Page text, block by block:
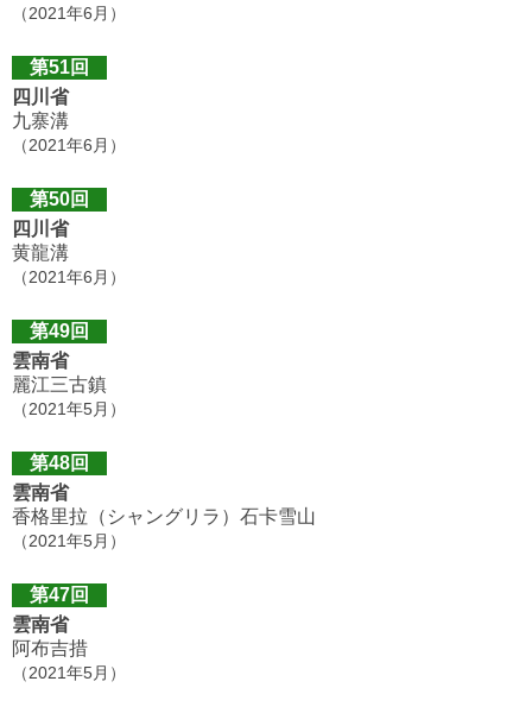
（2021年6月）
第51回
四川省
九寨溝
（2021年6月）
第50回
四川省
黄龍溝
（2021年6月）
第49回
雲南省
麗江三古鎮
（2021年5月）
第48回
雲南省
香格里拉（シャングリラ）石卡雪山
（2021年5月）
第47回
雲南省
阿布吉措
（2021年5月）